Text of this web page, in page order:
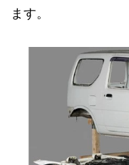
ます。